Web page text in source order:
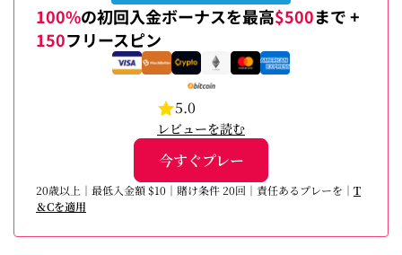
100%の初回入金ボーナスを最高$500まで +
150フリースピン
5.0
レビューを読む
今すぐプレー
20歳以上｜最低入金額 $10｜賭け条件 20回｜責任あるプレーを｜ T
＆Cを適用